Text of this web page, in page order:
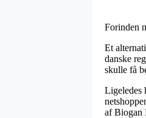
Forinden
Et
danske
skulle få
Ligeledes
af Biogan